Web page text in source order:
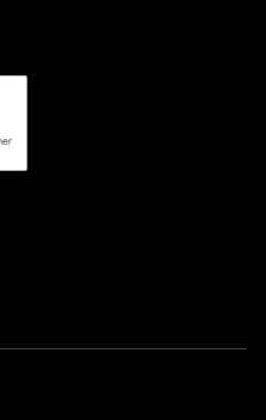
für Deutschlands Hidden
Talente mit den besten
indem es jede